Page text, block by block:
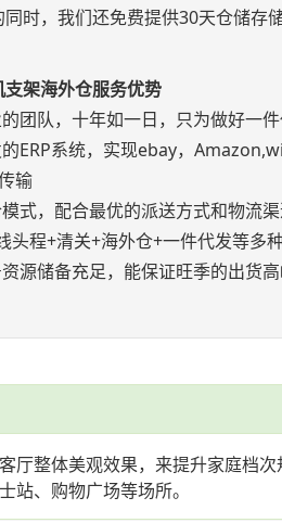
时，我们还免费提供30天仓储存
架海外仓服务优势
团队，十年如一日，只为做好一
ERP系统，实现ebay，
输
式，配合最优的派送方式和物流
头程+清关+海外仓+一件代发等多
源储备充足，能保证旺季的出货
整体美观效果，来提升家庭档次
、购物广场等场所。